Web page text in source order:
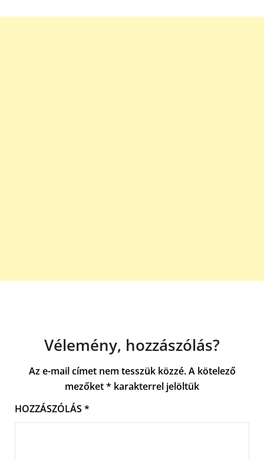
Vélemény, hozzászólás?
Az e-mail címet nem tesszük közzé. A kötelező
mezőket* karakterrel jelöltük
HOZZÁSZÓLÁS *